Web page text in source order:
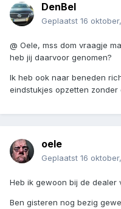
DenBel
Geplaatst 16
@ Oele, mss dom vraagje
heb jij daarvoor genomen?
Ik heb ook naar beneden
eindstukjes opzetten
oele
Geplaatst 16
Heb ik gewoon bij de dealer
Ben gisteren nog bezig